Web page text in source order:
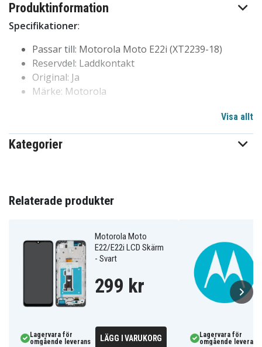
Produktinformation
Specifikationer:
Passar till: Motorola Moto E22i (XT2239-18)
Reservdel: Laddkontakt
Original: Ja
Märke: Motorola
EAN / GTIN
Visa allt
Kategorier
Relaterade produkter
Motorola Moto
E22/E22i LCD Skärm
- Svart
299 kr
Lagervara för
omgående leverans
LÄGG I VARUKORG
Lagervara för
omgående leverans